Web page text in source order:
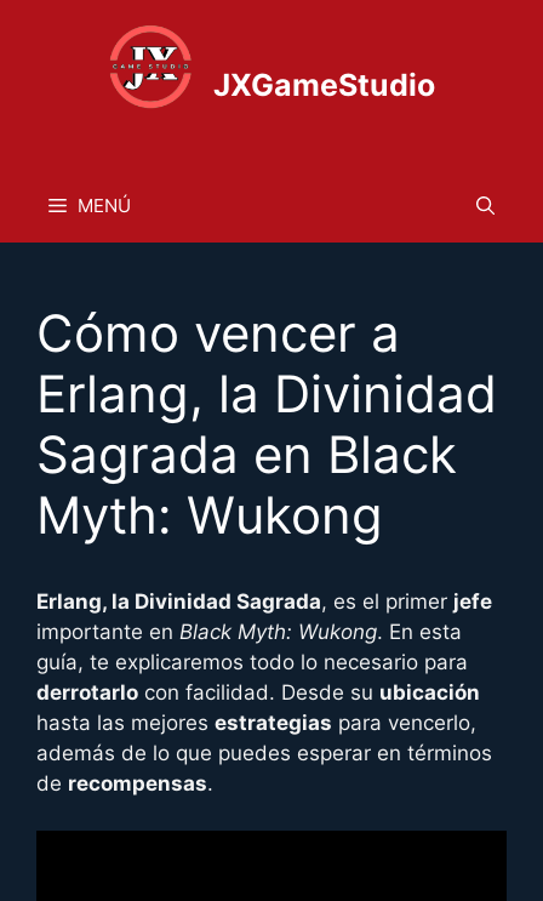
JXGameStudio
MENÚ
Cómo vencer a
Erlang, la Divinidad
Sagrada en Black
Myth: Wukong
Erlang, la Divinidad Sagrada, es el primer jefe
importante en Black Myth: Wukong. En esta
guía, te explicaremos todo lo necesario para
derrotarlo con facilidad. Desde su ubicación
hasta las mejores estrategias para vencerlo,
además de lo que puedes esperar en términos
de recompensas.